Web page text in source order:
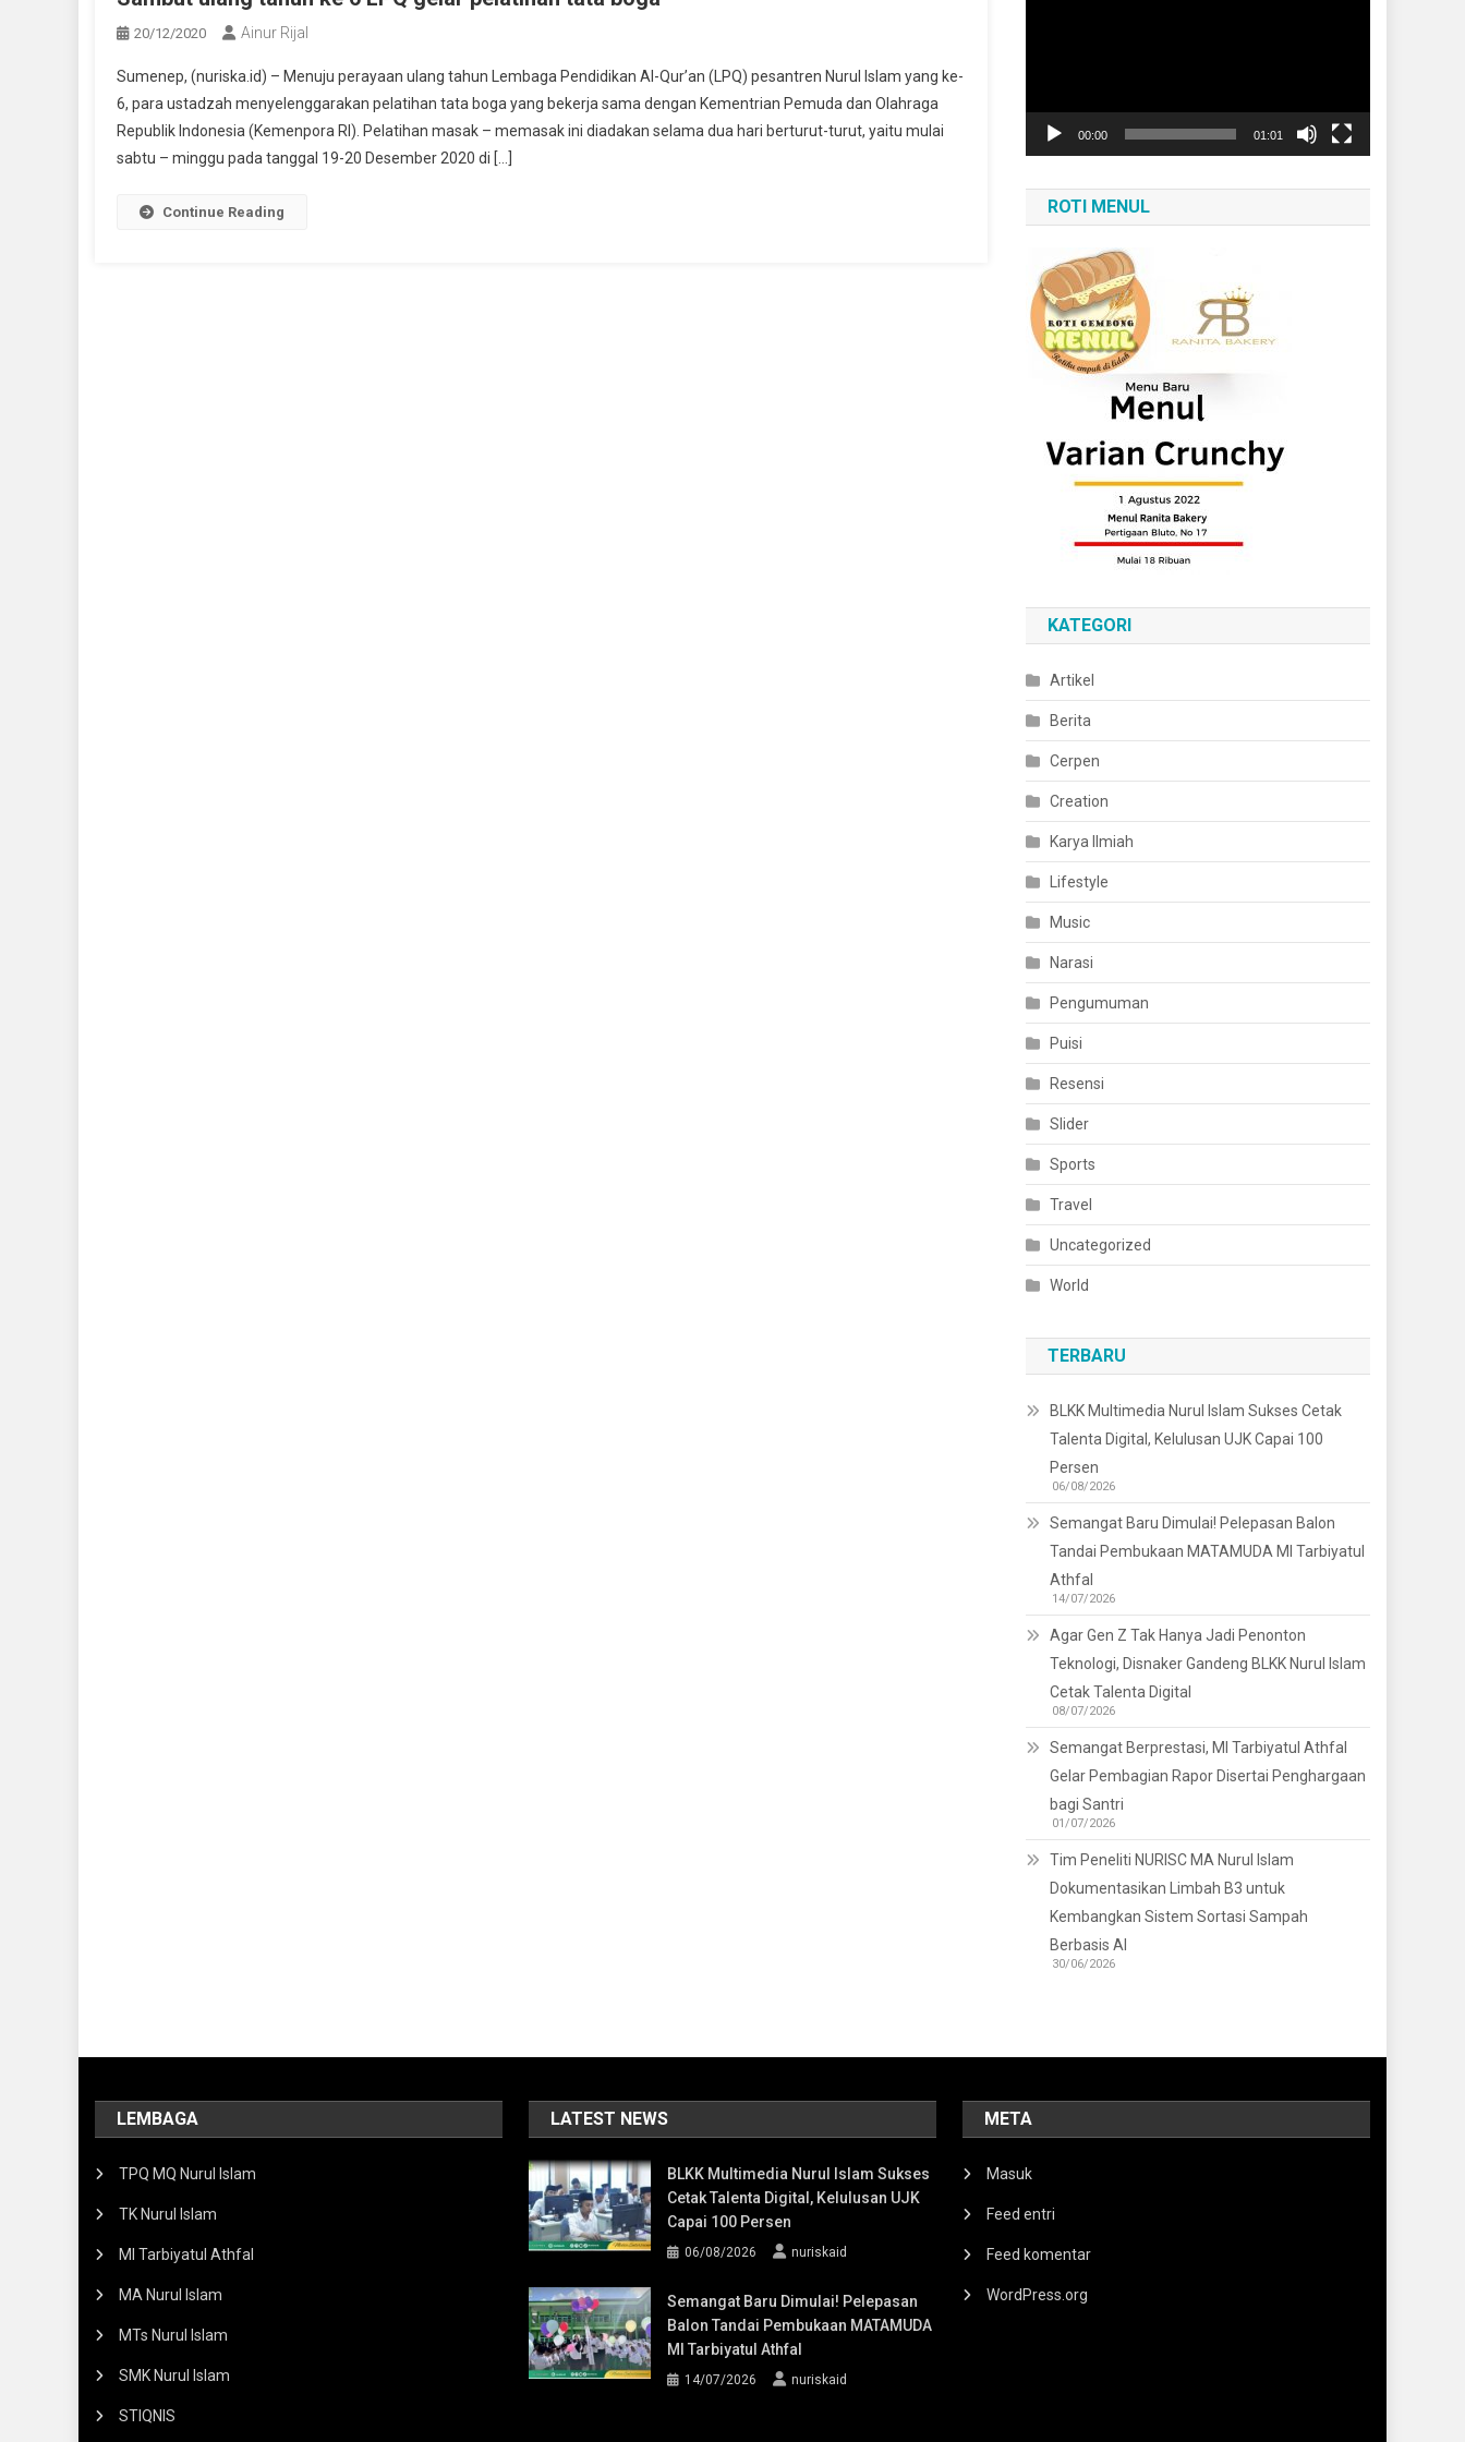
20/12/2020 Ainur Rijal
Sumenep, (nuriska.id) – Menuju perayaan ulang tahun Lembaga Pendidikan Al-Qur’an (LPQ) pesantren Nurul Islam yang ke-
6, para ustadzah menyelenggarakan pelatihan tata boga yang bekerja sama dengan Kementrian Pemuda dan Olahraga
Republik Indonesia (Kemenpora RI). Pelatihan masak – memasak ini diadakan selama dua hari berturut-turut, yaitu mulai
sabtu – minggu pada tanggal 19-20 Desember 2020 di […]
Continue Reading
00:00 01:01
ROTI MENUL
KATEGORI
Artikel
Berita
Cerpen
Creation
Karya Ilmiah
Lifestyle
Music
Narasi
Pengumuman
Puisi
Resensi
Slider
Sports
Travel
Uncategorized
World
TERBARU
BLKK Multimedia Nurul Islam Sukses Cetak
Talenta Digital, Kelulusan UJK Capai 100
Persen
06/08/2026
Semangat Baru Dimulai! Pelepasan Balon
Tandai Pembukaan MATAMUDA MI Tarbiyatul
Athfal
14/07/2026
Agar Gen Z Tak Hanya Jadi Penonton
Teknologi, Disnaker Gandeng BLKK Nurul Islam
Cetak Talenta Digital
08/07/2026
Semangat Berprestasi, MI Tarbiyatul Athfal
Gelar Pembagian Rapor Disertai Penghargaan
bagi Santri
01/07/2026
Tim Peneliti NURISC MA Nurul Islam
Dokumentasikan Limbah B3 untuk
Kembangkan Sistem Sortasi Sampah
Berbasis AI
30/06/2026
LEMBAGA
TPQ MQ Nurul Islam
TK Nurul Islam
MI Tarbiyatul Athfal
MA Nurul Islam
MTs Nurul Islam
SMK Nurul Islam
STIQNIS
LATEST NEWS
BLKK Multimedia Nurul Islam Sukses
Cetak Talenta Digital, Kelulusan UJK
Capai 100 Persen
06/08/2026 nuriskaid
Semangat Baru Dimulai! Pelepasan
Balon Tandai Pembukaan MATAMUDA
MI Tarbiyatul Athfal
14/07/2026 nuriskaid
META
Masuk
Feed entri
Feed komentar
WordPress.org